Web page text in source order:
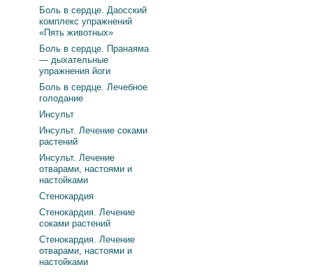
Боль в сердце. Даосский
комплекс упражнений
«Пять животных»
Боль в сердце. Пранаяма
— дыхательные
упражнения йоги
Боль в сердце. Лечебное
голодание
Инсульт
Инсульт. Лечение соками
растений
Инсульт. Лечение
отварами, настоями и
настойками
Стенокардия
Стенокардия. Лечение
соками растений
Стенокардия. Лечение
отварами, настоями и
настойками